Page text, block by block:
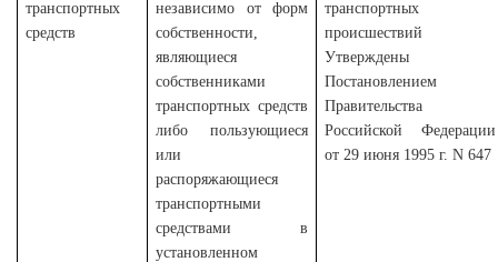
транспортных
средств
независимо от форм
собственности,
являющиеся
собственниками
транспортных средств
либо пользующиеся
или
распоряжающиеся
транспортными
средствами в
установленном
транспортных
происшествий
Утверждены
Постановлением
Правительства
Российской Федерации
от 29 июня 1995 г. N 647